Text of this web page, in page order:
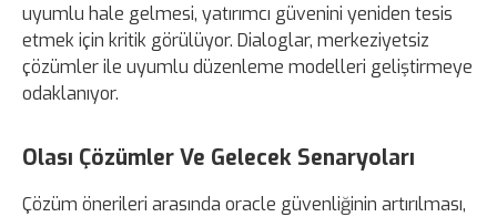
uyumlu hale gelmesi, yatırımcı güvenini yeniden tesis
etmek için kritik görülüyor. Dialoglar, merkeziyetsiz
çözümler ile uyumlu düzenleme modelleri geliştirmeye
odaklanıyor.
Olası Çözümler Ve Gelecek Senaryoları
Çözüm önerileri arasında oracle güvenliğinin artırılması,